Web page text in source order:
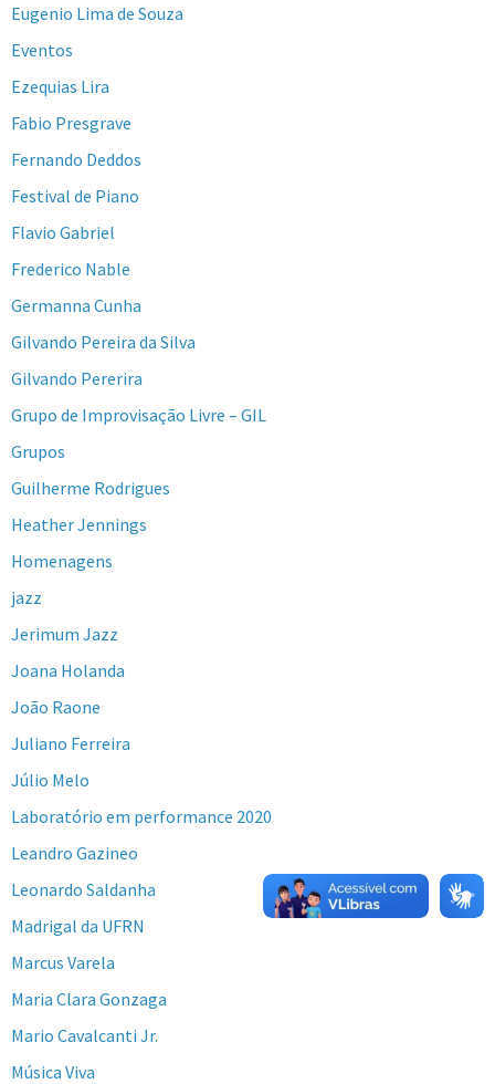
Eugenio Lima de Souza
Eventos
Ezequias Lira
Fabio Presgrave
Fernando Deddos
Festival de Piano
Flavio Gabriel
Frederico Nable
Germanna Cunha
Gilvando Pereira da Silva
Gilvando Pererira
Grupo de Improvisação Livre – GIL
Grupos
Guilherme Rodrigues
Heather Jennings
Homenagens
jazz
Jerimum Jazz
Joana Holanda
João Raone
Juliano Ferreira
Júlio Melo
Laboratório em performance 2020
Leandro Gazineo
Leonardo Saldanha
Madrigal da UFRN
Marcus Varela
Maria Clara Gonzaga
Mario Cavalcanti Jr.
Música Viva